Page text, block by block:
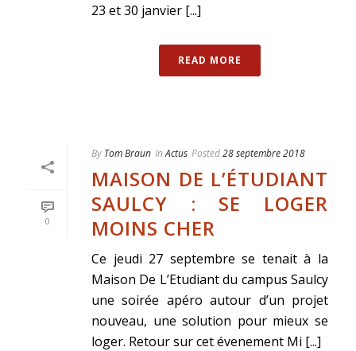
23 et 30 janvier [...]
READ MORE
0
By Tom Braun In Actus Posted28 septembre 2018
MAISON DE L’ÉTUDIANT
SAULCY : SE LOGER
MOINS CHER
Ce jeudi 27 septembre se tenait à la
Maison De L’Etudiant du campus Saulcy
une soirée apéro autour d’un projet
nouveau, une solution pour mieux se
loger. Retour sur cet évenement Mi [...]